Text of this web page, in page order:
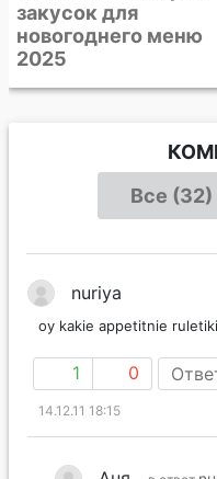
со сливочным
сыром
Все (32)
nuriya
oy kakie appetitnie
1 0
14.12.11 18:15